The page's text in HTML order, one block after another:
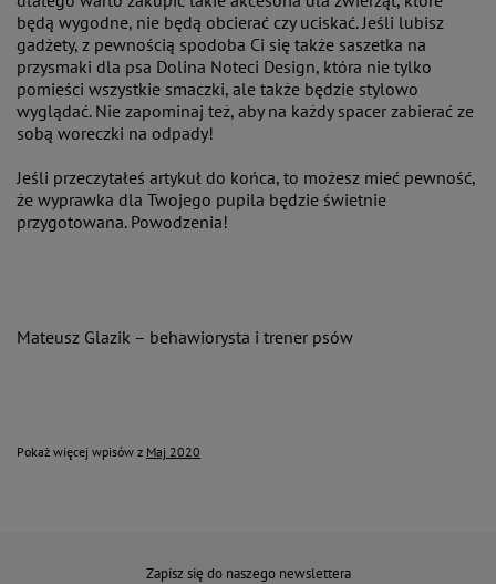
będą wygodne, nie będą obcierać czy uciskać. Jeśli lubisz
gadżety, z pewnością spodoba Ci się także saszetka na
przysmaki dla psa Dolina Noteci Design, która nie tylko
pomieści wszystkie smaczki, ale także będzie stylowo
wyglądać. Nie zapominaj też, aby na każdy spacer zabierać ze
sobą woreczki na odpady!
Jeśli przeczytałeś artykuł do końca, to możesz mieć pewność,
że wyprawka dla Twojego pupila będzie świetnie
przygotowana. Powodzenia!
Mateusz Glazik – behawiorysta i trener psów
Pokaż więcej wpisów z Maj 2020
Zapisz się do naszego newslettera